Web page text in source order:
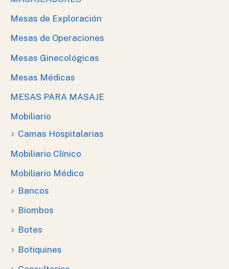
Mesas de Exploración
Mesas de Operaciones
Mesas Ginecológicas
Mesas Médicas
MESAS PARA MASAJE
Mobiliario
Camas Hospitalarias
Mobiliario Clínico
Mobiliario Médico
Bancos
Biombos
Botes
Botiquines